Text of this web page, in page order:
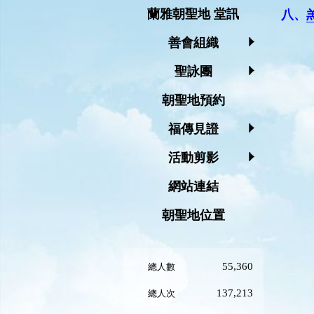
蘭雅朝聖地 堂訊
善會組織
聖詠團
朝聖地預約
福傳見證
活動剪影
網站連結
朝聖地位置
總人數 55,360
總人次 137,213
八、